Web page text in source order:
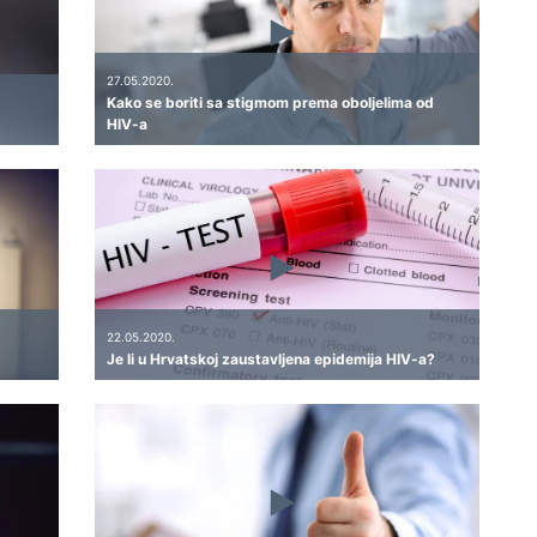
27.05.2020.
Kako se boriti sa stigmom prema oboljelima od
HIV-a
22.05.2020.
Je li u Hrvatskoj zaustavljena epidemija HIV-a?